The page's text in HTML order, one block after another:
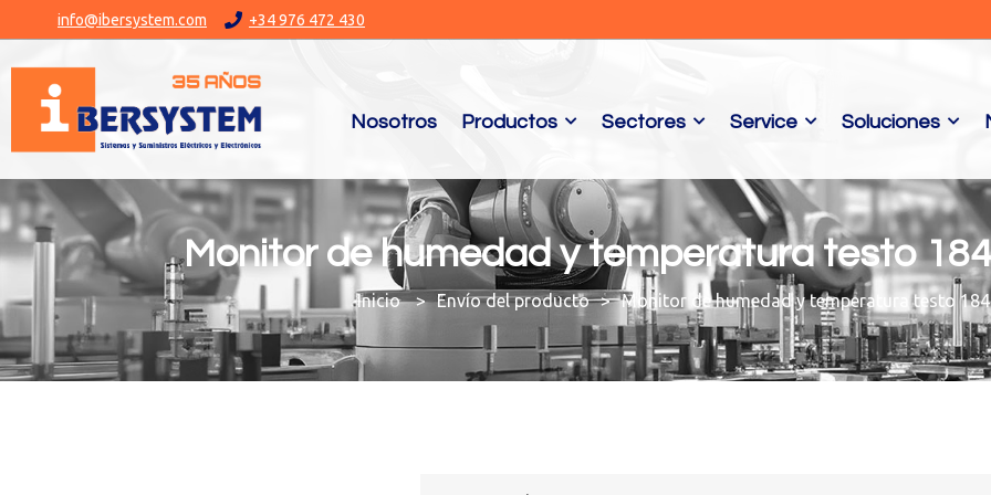
info@ibersystem.com +34 976 472 430
Nosotros Productos Sectores Service Soluciones
Monitor de humedad y temperatura testo
You are here: Envío del producto Monitor de humedad y temperatura testo 184